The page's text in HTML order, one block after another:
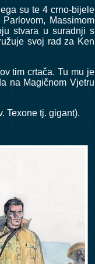
su te 4 crno-bijele
Massimom
stvara u suradnji s
svoj rad za Ken
tim crtača. Tu mu je
na Magičnom Vjetru
Texone tj. gigant).